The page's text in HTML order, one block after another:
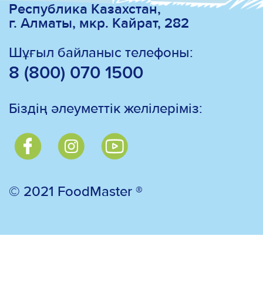
Республика Казахстан,
г. Алматы, мкр. Кайрат, 282
Шұғыл байланыс телефоны:
8 (800) 070 1500
Біздің әлеуметтік желілеріміз:
© 2021 FoodMaster ®